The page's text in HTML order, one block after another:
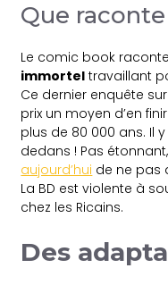
Que
Le comic book raconte
immortel travaillant
Ce dernier enquête
prix un moyen d’en
plus de 80 000 ans. Il
dedans ! Pas étonnant,
aujourd’hui de ne pas
La BD est violente à
chez les Ricains.
Des